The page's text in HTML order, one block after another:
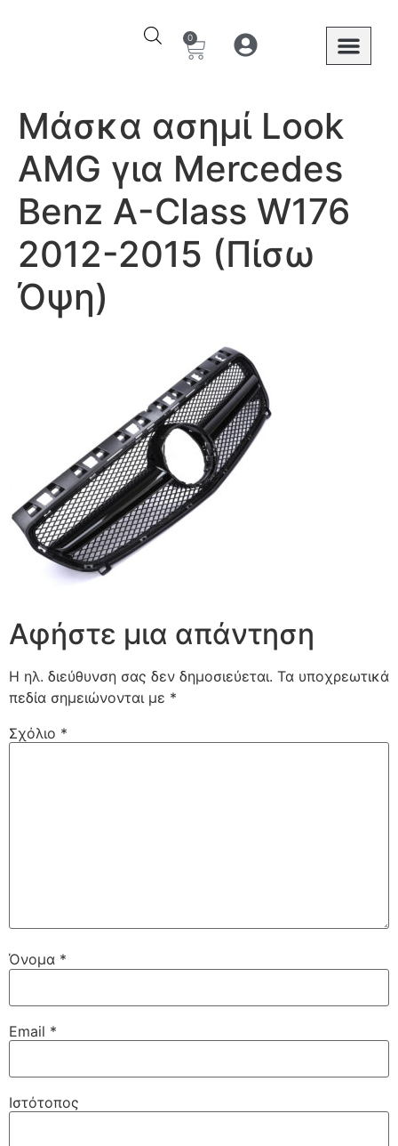
0
Μάσκα ασημί Look
AMG για Mercedes
Benz A-Class W176
2012-2015 (Πίσω
Όψη)
Αφήστε μια απάντηση
Η ηλ. διεύθυνση σας δεν δημοσιεύεται. Τα υποχρεωτικά
πεδία σημειώνονται με *
Σχόλιο *
Όνομα *
Email *
Ιστότοπος